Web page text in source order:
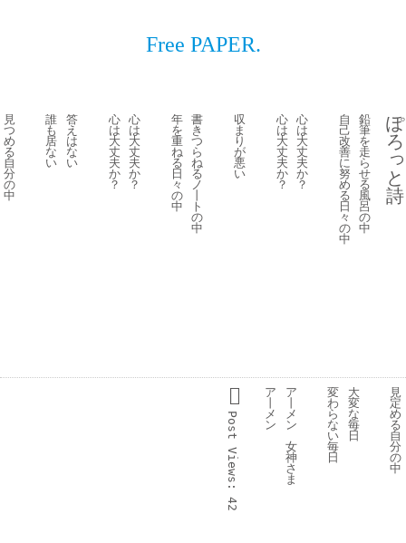
Free PAPER.
ぽ
ろ
っ
と
詩
鉛
筆
を
走
ら
せ
る
風
呂
の
中
自
己
改
善
に
努
め
る
日
々
の
中
心
は
大
丈
夫
か
？
心
は
大
丈
夫
か
？
収
ま
り
が
悪
い
書
き
つ
ら
ね
る
ノ
ト
の
中
年
を
重
ね
る
日
々
の
中
心
は
大
丈
夫
か
？
心
は
大
丈
夫
か
？
答
え
は
な
い
誰
も
居
な
い
見
つ
め
る
自
分
の
中
見
定
め
る
自
分
の
中
大
変
な
毎
日
変
わ
ら
な
い
毎
日
ア
メ
ン
女
神
さ
ま
ア
メ
ン
Post
Views:
42